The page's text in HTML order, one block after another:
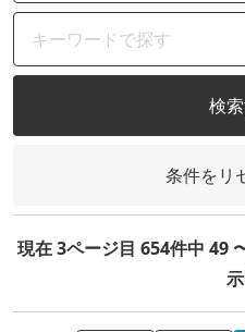
検
条件をリ
現在 3ページ目 654件中 49